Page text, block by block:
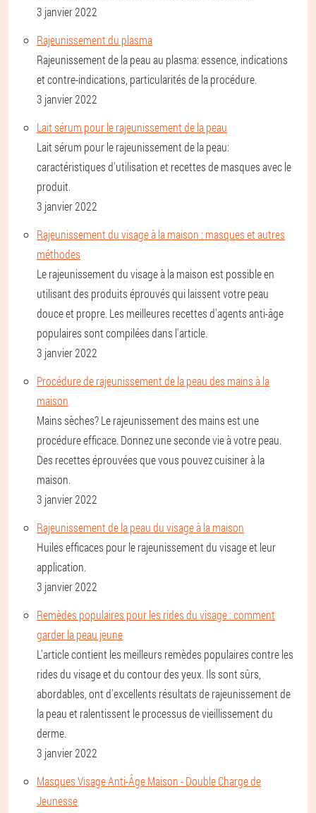
3 janvier 2022
Rajeunissement du plasma
Rajeunissement de la peau au plasma: essence, indications
et contre-indications, particularités de la procédure.
3 janvier 2022
Lait sérum pour le rajeunissement de la peau
Lait sérum pour le rajeunissement de la peau:
caractéristiques d'utilisation et recettes de masques avec le
produit.
3 janvier 2022
Rajeunissement du visage à la maison : masques et autres
méthodes
Le rajeunissement du visage à la maison est possible en
utilisant des produits éprouvés qui laissent votre peau
douce et propre. Les meilleures recettes d'agents anti-âge
populaires sont compilées dans l'article.
3 janvier 2022
Procédure de rajeunissement de la peau des mains à la
maison
Mains sèches? Le rajeunissement des mains est une
procédure efficace. Donnez une seconde vie à votre peau.
Des recettes éprouvées que vous pouvez cuisiner à la
maison.
3 janvier 2022
Rajeunissement de la peau du visage à la maison
Huiles efficaces pour le rajeunissement du visage et leur
application.
3 janvier 2022
Remèdes populaires pour les rides du visage : comment
garder la peau jeune
L'article contient les meilleurs remèdes populaires contre les
rides du visage et du contour des yeux. Ils sont sûrs,
abordables, ont d'excellents résultats de rajeunissement de
la peau et ralentissent le processus de vieillissement du
derme.
3 janvier 2022
Masques Visage Anti-Âge Maison - Double Charge de
Jeunesse